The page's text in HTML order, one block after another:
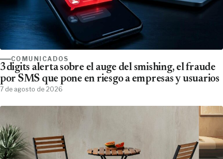
COMUNICADOS
3digits alerta sobre el auge del smishing, el fraude
por SMS que pone en riesgo a empresas y usuarios
7 de agosto de 2026